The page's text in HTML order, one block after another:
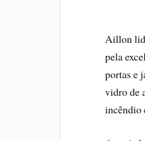
Aillon
pela
portas e
vidro de
incêndio